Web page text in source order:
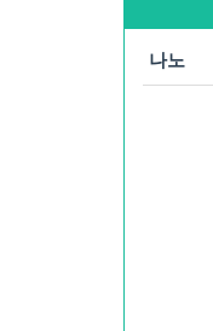
나노